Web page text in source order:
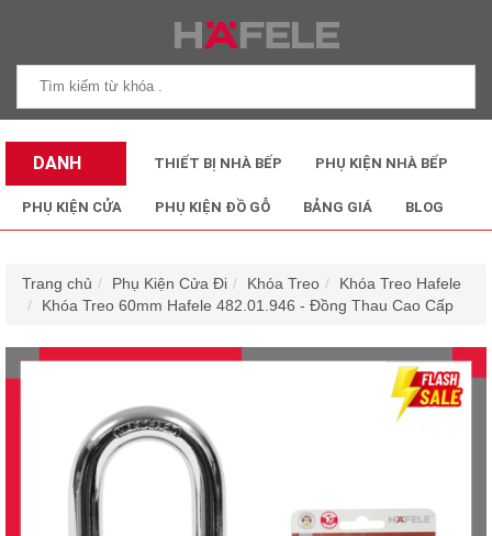
DANH
MỤC SẢN
THIẾT BỊ NHÀ BẾP PHỤ KIỆN NHÀ BẾP
PHỤ KIỆN CỬA PHỤ KIỆN ĐỒ GỖ BẢNG GIÁ BLOG
Trang chủ Phụ Kiện Cửa Đi Khóa Treo
Khóa Treo Hafele
Khóa Treo 60mm Hafele 482.01.946 - Đồng Thau Cao Cấp